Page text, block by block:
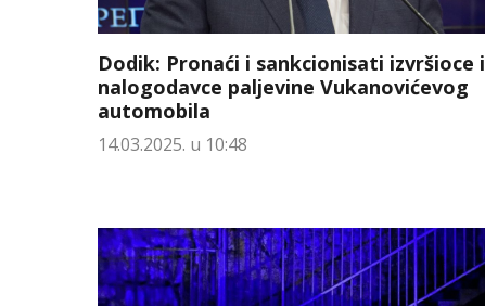
Dodik: Pronaći i sankcionisati izvršioce i
nalogodavce paljevine Vukanovićevog
automobila
14.03.2025. u 10:48